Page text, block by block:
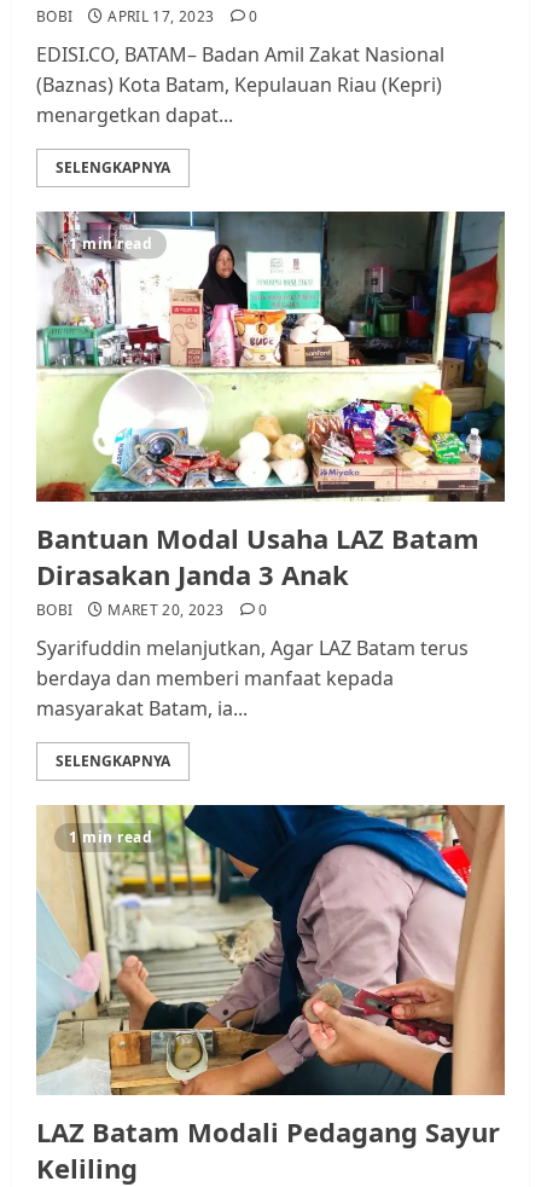
BOBI APRIL 17, 2023 0
EDISI.CO, BATAM– Badan Amil Zakat Nasional
(Baznas) Kota Batam, Kepulauan Riau (Kepri)
menargetkan dapat...
SELENGKAPNYA
1 min read
Bantuan Modal Usaha LAZ Batam
Dirasakan Janda 3 Anak
BOBI MARET 20, 2023 0
Syarifuddin melanjutkan, Agar LAZ Batam terus
berdaya dan memberi manfaat kepada
masyarakat Batam, ia...
SELENGKAPNYA
1 min read
LAZ Batam Modali Pedagang Sayur
Keliling